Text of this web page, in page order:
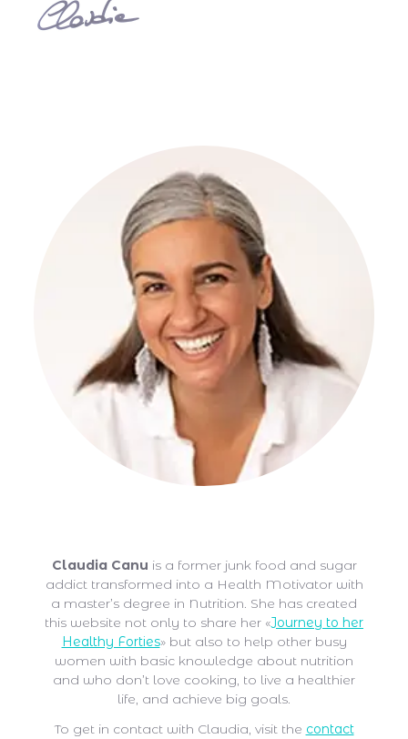
Claudia Canu is a former junk food and sugar
addict transformed into a Health Motivator with
a master’s degree in Nutrition. She has created
this website not only to share her «Journey to her
Healthy Forties» but also to help other busy
women with basic knowledge about nutrition
and who don’t love cooking, to live a healthier
life, and achieve big goals.
To get in contact with Claudia, visit the contact